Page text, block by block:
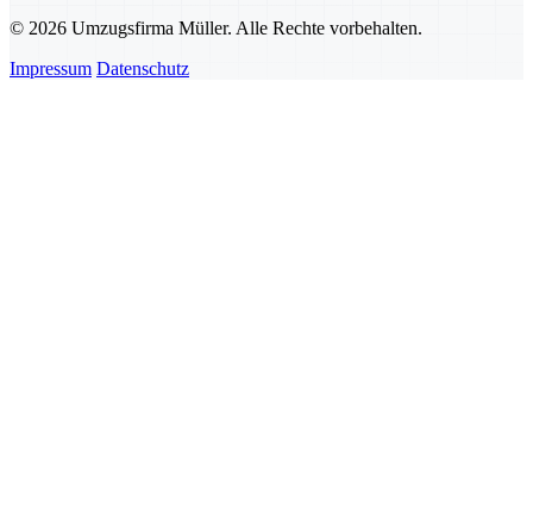
© 2026 Umzugsfirma Müller. Alle Rechte vorbehalten.
Impressum Datenschutz